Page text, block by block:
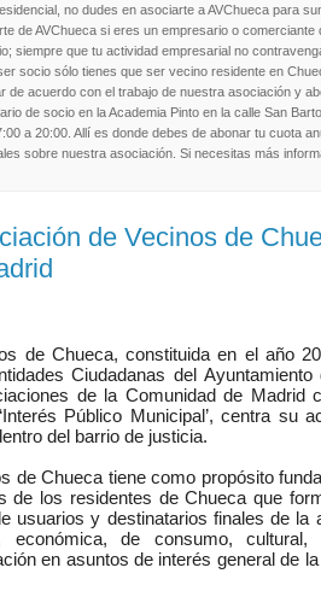
no dudes en asociarte a AVChueca para
de AVChueca si eres un empresario o comerciante
siempre que tu actividad empresarial no
socio sólo tienes que ser vecino residente en
de acuerdo con el trabajo de nuestra asociación y
de socio en la Academia Pinto en la calle San
a 20:00. Allí es donde debes de abonar tu cuota
sobre nuestra asociación. Si necesitas más
de Vecinos de
de Chueca, constituida en el año
Ciudadanas del
de la Comunidad de Madrid
Público Municipal’, centra su
del barrio de justicia.
de Chueca tiene como propósito
de los residentes de Chueca que
usuarios y destinatarios finales de la
económica, de consumo,
en asuntos de interés general de